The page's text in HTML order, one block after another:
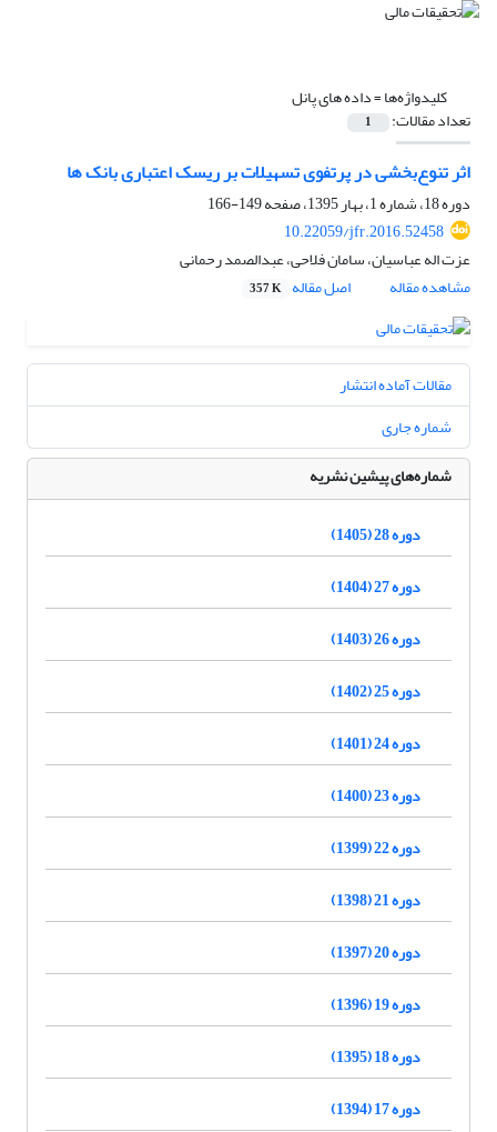
کلیدواژه‌ها =داده های پانل
تعداد مقالات: 1
اثر تنوع‌بخشی در پرتفوی تسهیلات بر ریسک اعتباری بانک ها
دوره 18، شماره 1، بهار 1395، صفحه
149-166
10.22059/jfr.2016.52458
عزت اله عباسیان، سامان فلاحی، عبدالصمد رحمانی
مشاهده مقاله
اصل مقاله 357 K
مقالات آماده انتشار
شماره جاری
شماره‌های پیشین نشریه
دوره 28 (1405)
دوره 27 (1404)
دوره 26 (1403)
دوره 25 (1402)
دوره 24 (1401)
دوره 23 (1400)
دوره 22 (1399)
دوره 21 (1398)
دوره 20 (1397)
دوره 19 (1396)
دوره 18 (1395)
دوره 17 (1394)